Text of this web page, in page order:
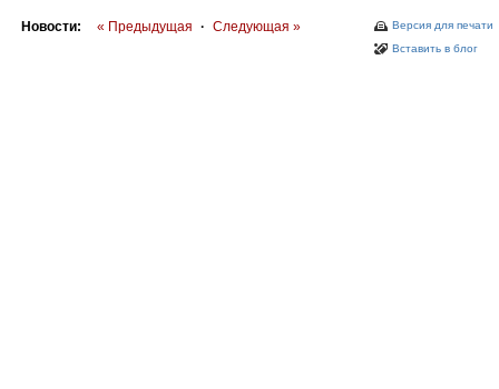
Версия для печати
Вставить в блог
Новости: « Предыдущая · Следующая »